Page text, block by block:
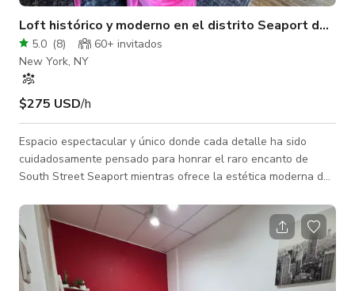
Loft histórico y moderno en el distrito Seaport de NYC
5.0 (8)
60+ invitados
New York, NY
$275 USD/h
Espacio espectacular y único donde cada detalle ha sido
cuidadosamente pensado para honrar el raro encanto de
South Street Seaport mientras ofrece la estética moderna de
originalmente un almacén de vino. Al entrar, quedarás
fascinado por los techos altos, vigas de madera expuestas y
pisos originales de roble restaurados. El primer piso ofrece un
espacio excepcional para entretenimiento con cocina abierta,
área de comedor, baño completo